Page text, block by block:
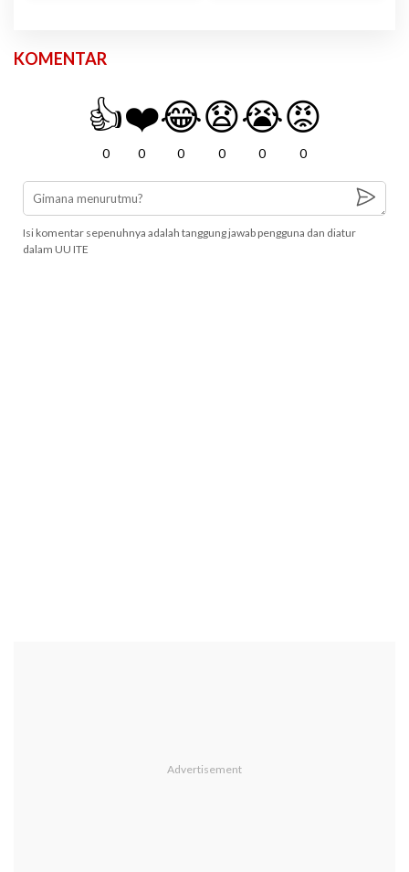
KOMENTAR
👍
0
❤️
0
😂
0
😧
0
😭
0
😡
0
Isi komentar sepenuhnya adalah tanggung jawab pengguna dan diatur
dalam UU ITE